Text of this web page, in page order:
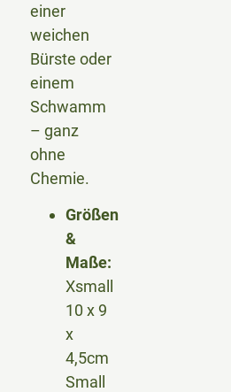
einer
weichen
Bürste oder
einem
Schwamm
– ganz
ohne
Chemie.
Größen
&
Maße:
Xsmall
10 x 9
x
4,5cm
Small